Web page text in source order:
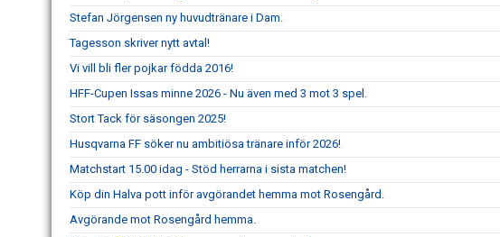
Stefan Jörgensen ny huvudtränare i Dam.
Tagesson skriver nytt avtal!
Vi vill bli fler pojkar födda 2016!
HFF-Cupen Issas minne 2026 - Nu även med 3 mot 3 spel.
Stort Tack för säsongen 2025!
Husqvarna FF söker nu ambitiösa tränare inför 2026!
Matchstart 15.00 idag - Stöd herrarna i sista matchen!
Köp din Halva pott inför avgörandet hemma mot Rosengård.
Avgörande mot Rosengård hemma.